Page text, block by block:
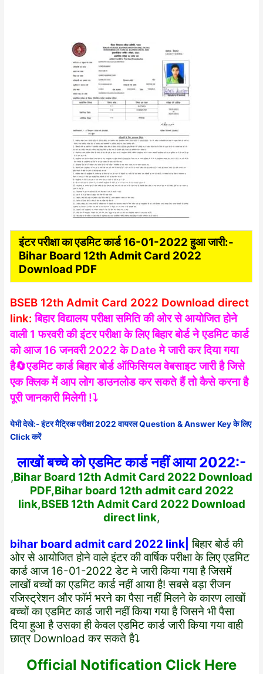
इंटर परीक्षा का एडमिट कार्ड 16-01-2022 हुआ जारी:-
Bihar Board 12th Admit Card 2022
Download PDF
BSEB 12th Admit Card 2022 Download direct
link: बिहार विद्यालय परीक्षा समिति की ओर से आयोजित होने
वाली 1 फरवरी की इंटर परीक्षा के लिए बिहार बोर्ड ने एडमिट कार्ड
को आज 16 जनवरी 2022 के Date मे जारी कर दिया गया
है🔄एडमिट कार्ड बिहार बोर्ड ऑफिसियल वेबसाइट जारी है जिसे
एक क्लिक में आप लोग डाउनलोड कर सकते हैं तो कैसे करना है
पूरी जानकारी मिलेगी !⤵️
येभी देखे:- इंटर मैट्रिक परीक्षा 2022 वायरल Question & Answer Key के लिए
Click करें
लाखों बच्चे को एडमिट कार्ड नहीं आया 2022:-
,Bihar Board 12th Admit Card 2022 Download
PDF,Bihar board 12th admit card 2022
link,BSEB 12th Admit Card 2022 Download
direct link,
bihar board admit card 2022 link| बिहार बोर्ड की
ओर से आयोजित होने वाले इंटर की वार्षिक परीक्षा के लिए एडमिट
कार्ड आज 16-01-2022 डेट मे जारी किया गया है जिसमें
लाखों बच्चों का एडमिट कार्ड नहीं आया है! सबसे बड़ा रीजन
रजिस्ट्रेशन और फॉर्म भरने का पैसा नहीं मिलने के कारण लाखों
बच्चों का एडमिट कार्ड जारी नहीं किया गया है जिसने भी पैसा
दिया हुआ है उसका ही केवल एडमिट कार्ड जारी किया गया वाही
छात्र Download कर सकते है⤵️
Official Notification Click Here